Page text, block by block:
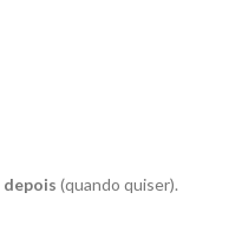
depois (quando quiser).